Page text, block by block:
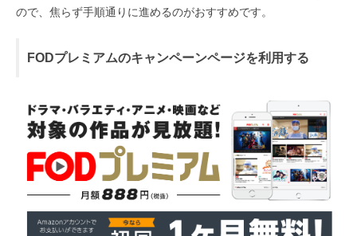
ので、焦らず手順通りに進めるのがおすすめです。
FODプレミアムのキャンペーンページを利用する